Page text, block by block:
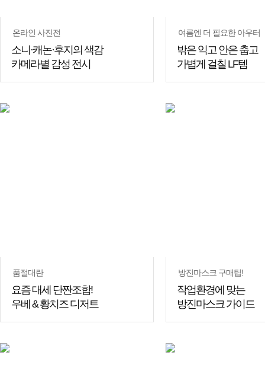
온라인 사진전
소니·캐논·후지의 색감
카메라별 감성 전시
여름엔 더 필요한 아우터
밖은 익고 안은 춥고
가볍게 걸칠 LF템
품절대란
요즘 대세 단짠조합!
우베 & 황치즈 디저트
쇼핑
방진마스크 구매팁!
작업환경에 맞는
방진마스크 가이드
쇼핑